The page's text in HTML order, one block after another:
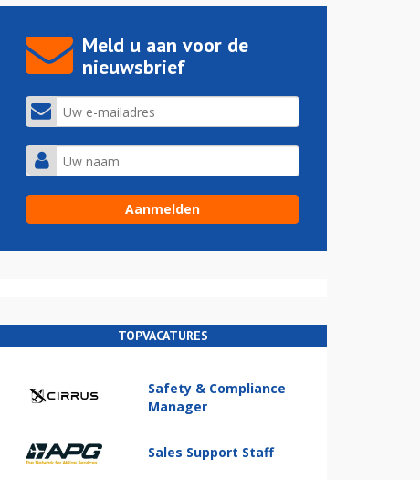
Meld u aan voor de
nieuwsbrief
TOPVACATURES
Safety & Compliance
Manager
Sales Support Staff